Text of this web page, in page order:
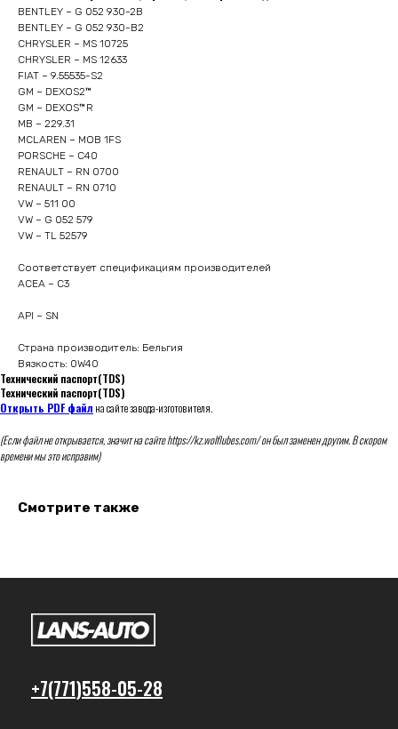
BENTLEY – G 052 930-2B
BENTLEY – G 052 930-B2
CHRYSLER – MS 10725
CHRYSLER – MS 12633
FIAT – 9.55535-S2
GM – DEXOS2™
GM – DEXOS™R
MB – 229.31
MCLAREN – MOB 1FS
PORSCHE – C40
RENAULT – RN 0700
RENAULT – RN 0710
VW – 511 00
VW – G 052 579
VW – TL 52579
Соответствует спецификациям производителей
ACEA – C3
API – SN
Страна производитель: Бельгия
Вязкость: 0W40
Технический паспорт(TDS)
Технический паспорт(TDS)
Открыть PDF файл на сайте завода-изготовителя.
(Если файл не открывается, значит на сайте https://kz.wolflubes.com/ он был заменен другим. В скором
времени мы это исправим)
Смотрите также
+7(771)558-05-28